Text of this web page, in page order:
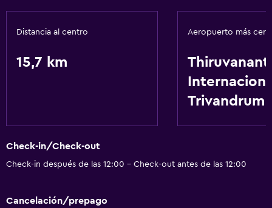
Caja fuerte
Servicios básicos
Distancia al centro
15,7 km
Aeropuerto más
Trivandrum
Check-in/Check-out
Check-in después de las 12:00 - Check-out antes de las 12:00
Cancelación/prepago